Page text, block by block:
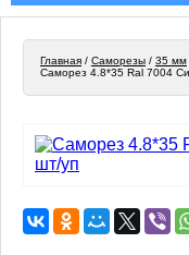
Главная / Cаморезы / 35 мм
Саморез 4.8*35 Ral 7004